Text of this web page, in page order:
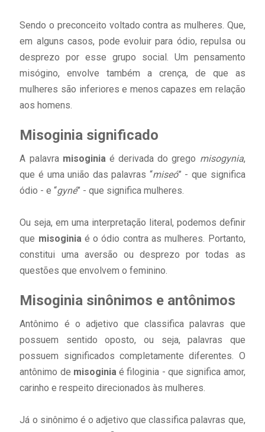
Sendo o preconceito voltado contra as mulheres. Que,
em alguns casos, pode evoluir para ódio, repulsa ou
desprezo por esse grupo social. Um pensamento
misógino, envolve também a crença, de que as
mulheres são inferiores e menos capazes em relação
aos homens.
Misoginia significado
A palavra misoginiaé derivada do grego misogynia,
que é uma união das palavras “miseó” - que significa
ódio - e “gyné” - que significa mulheres.
Ou seja, em uma interpretação literal, podemos definir
que misoginiaé o ódio contra as mulheres. Portanto,
constitui uma aversão ou desprezo por todas as
questões que envolvem o feminino.
Misoginia sinônimos e antônimos
Antônimo é o adjetivo que classifica palavras que
possuem sentido oposto, ou seja, palavras que
possuem significados completamente diferentes. O
antônimo de misoginiaé filoginia - que significa amor,
carinho e respeito direcionados às mulheres.
Já o sinônimo é o adjetivo que classifica palavras que,